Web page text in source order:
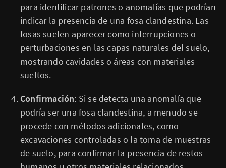
para identificar patrones o anomalías que podrían
indicar la presencia de una fosa clandestina. Las
fosas suelen aparecer como interrupciones o
perturbaciones en las capas naturales del suelo,
mostrando cavidades o áreas con materiales
sueltos.
Confirmación: Si se detecta una anomalía que
podría ser una fosa clandestina, a menudo se
procede con métodos adicionales, como
excavaciones controladas o la toma de muestras
de suelo, para confirmar la presencia de restos